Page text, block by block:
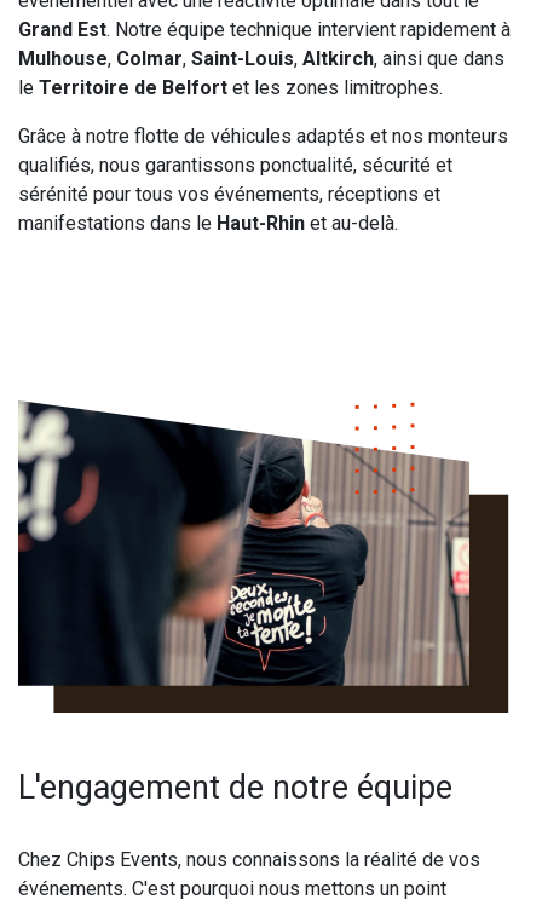
Grand Est. Notre équipe technique intervient rapidement à
Mulhouse, Colmar, Saint-Louis, Altkirch, ainsi que dans
le Territoire de Belfort et les zones limitrophes.
Grâce à notre flotte de véhicules adaptés et nos monteurs
qualifiés, nous garantissons ponctualité, sécurité et
sérénité pour tous vos événements, réceptions et
manifestations dans le Haut-Rhin et au-delà.
L'engagement de notre équipe
Chez Chips Events, nous connaissons la réalité de vos
événements. C'est pourquoi nous mettons un point